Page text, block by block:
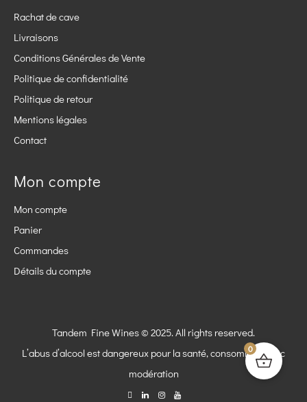
Rachat de cave
Livraisons
Conditions Générales de Vente
Politique de confidentialité
Politique de retour
Mentions légales
Contact
Mon compte
Mon compte
Panier
Commandes
Détails du compte
Tandem Fine Wines © 2025. All rights reserved.
L’abus d’alcool est dangereux pour la santé, consommez avec
modération
0